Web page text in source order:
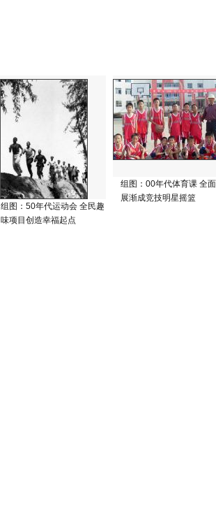
组图：50年代运动会 全民趣
味项目创造幸福起点
组图：00年代体育课 全
展渐成竞技明星摇篮